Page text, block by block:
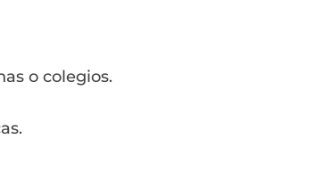
o colegios.